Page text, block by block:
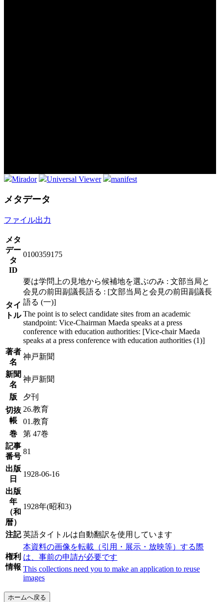
Mirador Universal Viewer manifest
メタデータ
ファイル出力
メタ
デー
タ
ID
0100359175
タイ
トル
要は学問上の見地から候補地を選ぶのみ : 文部当局と
会見の前田副議長語る : [文部当局と会見の前田副議長
語る (一)]
The point is to select candidate sites from an academic
standpoint: Vice-Chairman Maeda speaks at a press
conference with education authorities: [Vice-chair Maeda
speaks at a press conference with education authorities (1)]
著者
名
神戸新聞
新聞
名
神戸新聞
版
夕刊
切抜
帳
26.教育
01.教育
巻
第 47巻
記事
番号
81
出版
日
1928-06-16
出版
年
（和
暦）
1928年(昭和3)
注記 英語タイトルは自動翻訳を使用しています
権利
情報
本資料の画像を転載（引用・展示・放映等）する際
は、事前の申請が必要です
This collections need you to make an application to reuse
images
ホームへ戻る